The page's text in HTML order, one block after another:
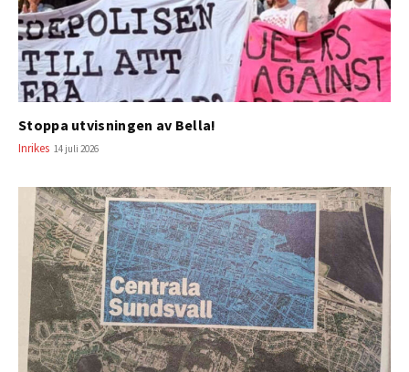
Stoppa utvisningen av Bella!
Inrikes 14 juli 2026